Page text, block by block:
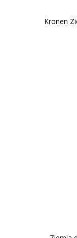
Kronen